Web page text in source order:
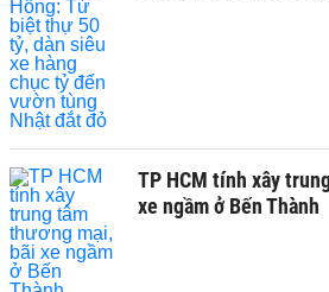
TP HCM tính xây
xe ngầm ở Bến Thành